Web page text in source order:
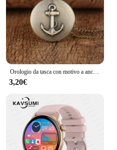
Orologio da tasca con motivo a ancoraggio per nave pirata orologio al quarzo retrò con arco e freccia orologio con collana retrò
3,20€